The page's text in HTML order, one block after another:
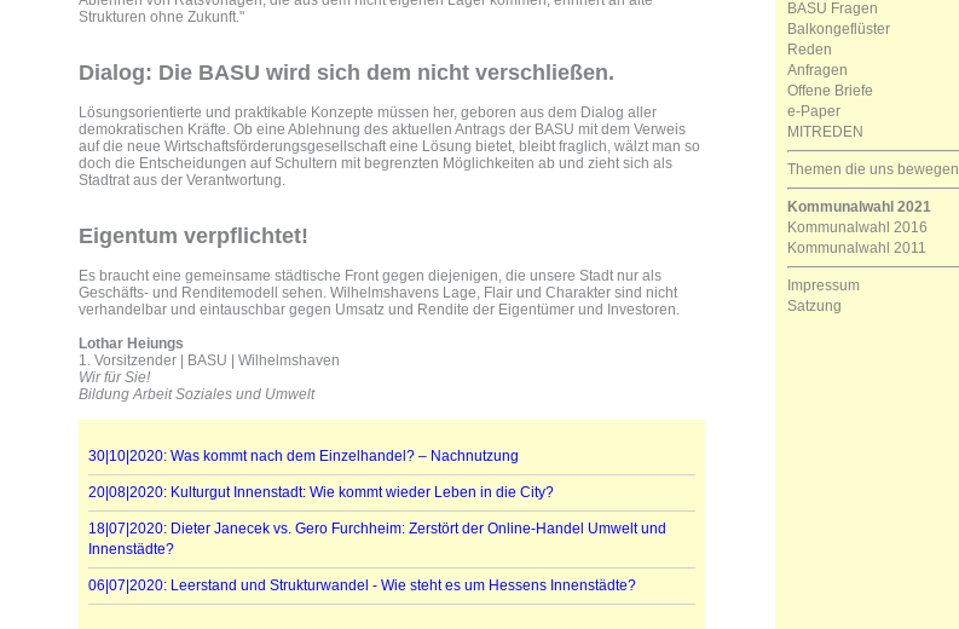
Strukturen ohne Zukunft."
Dialog: Die BASU wird sich dem nicht verschließen.
Lösungsorientierte und praktikable Konzepte müssen her, geboren aus dem Dialog aller
demokratischen Kräfte. Ob eine Ablehnung des aktuellen Antrags der BASU mit dem Verweis
auf die neue Wirtschaftsförderungsgesellschaft eine Lösung bietet, bleibt fraglich, wälzt man so
doch die Entscheidungen auf Schultern mit begrenzten Möglichkeiten ab und zieht sich als
Stadtrat aus der Verantwortung.
Eigentum verpflichtet!
Es braucht eine gemeinsame städtische Front gegen diejenigen, die unsere Stadt nur als
Geschäfts- und Renditemodell sehen. Wilhelmshavens Lage, Flair und Charakter sind nicht
verhandelbar und eintauschbar gegen Umsatz und Rendite der Eigentümer und Investoren.
Lothar Heiungs
1. Vorsitzender | BASU | Wilhelmshaven
Wir für Sie!
Bildung Arbeit Soziales und Umwelt
30|10|2020: Was kommt nach dem Einzelhandel? – Nachnutzung
20|08|2020: Kulturgut Innenstadt: Wie kommt wieder Leben in die City?
18|07|2020: Dieter Janecek vs. Gero Furchheim: Zerstört der Online-Handel Umwelt und
Innenstädte?
06|07|2020: Leerstand und Strukturwandel - Wie steht es um Hessens Innenstädte?
BASU Fragen
Balkongeflüster
Reden
Anfragen
Offene Briefe
e-Paper
MITREDEN
Themen die uns bewegen
Kommunalwahl 2021
Kommunalwahl 2016
Kommunalwahl 2011
Impressum
Satzung